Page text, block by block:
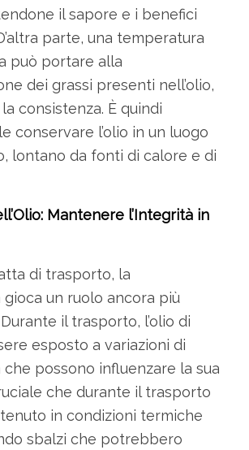
il sapore e i benefici
parte, una temperatura
può portare alla
dei grassi presenti nell’olio,
consistenza. È quindi
conservare l’olio in un luogo
lontano da fonti di calore e di
Mantenere l’Integrità in
di trasporto, la
un ruolo ancora più
il trasporto, l’olio di
esposto a variazioni di
possono influenzare la sua
che durante il trasporto
in condizioni termiche
sbalzi che potrebbero